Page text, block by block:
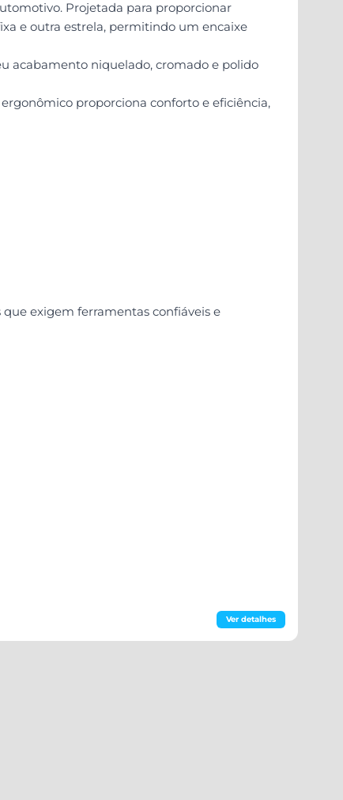
Ver detalhes
Projetada para proporcionar
e outra estrela, permitindo um encaixe
acabamento niquelado, cromado e polido
proporciona conforto e eficiência,
exigem ferramentas confiáveis e